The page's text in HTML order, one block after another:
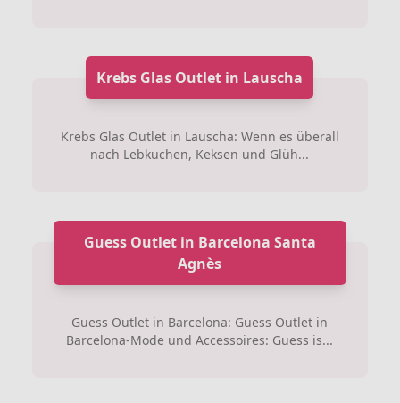
Krebs Glas Outlet in Lauscha
Krebs Glas Outlet in Lauscha: Wenn es überall
nach Lebkuchen, Keksen und Glüh...
Guess Outlet in Barcelona Santa
Agnès
Guess Outlet in Barcelona: Guess Outlet in
Barcelona-Mode und Accessoires: Guess is...